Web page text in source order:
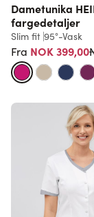
Dametunika
fargedetaljer
Slim fit 95°-Vask
Fra NOK 399,00